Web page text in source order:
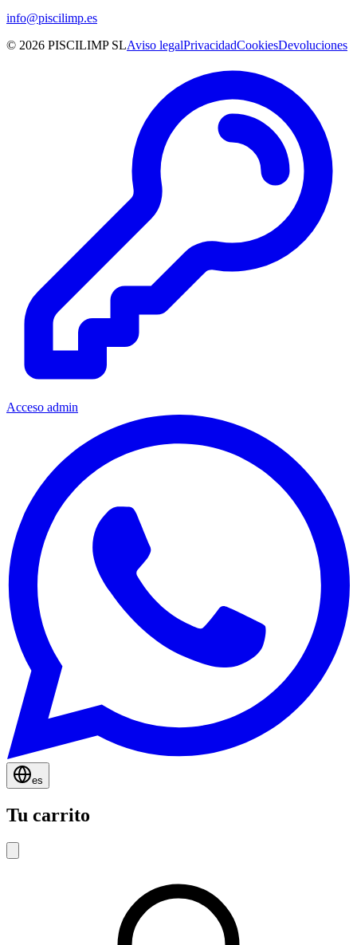
info@piscilimp.es
© 2026 PISCILIMP SLAviso legalPrivacidadCookiesDevoluciones
Acceso admin
es
Tu carrito